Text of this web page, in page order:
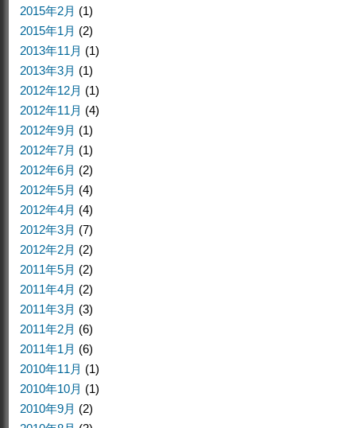
2015年2月 (1)
2015年1月 (2)
2013年11月 (1)
2013年3月 (1)
2012年12月 (1)
2012年11月 (4)
2012年9月 (1)
2012年7月 (1)
2012年6月 (2)
2012年5月 (4)
2012年4月 (4)
2012年3月 (7)
2012年2月 (2)
2011年5月 (2)
2011年4月 (2)
2011年3月 (3)
2011年2月 (6)
2011年1月 (6)
2010年11月 (1)
2010年10月 (1)
2010年9月 (2)